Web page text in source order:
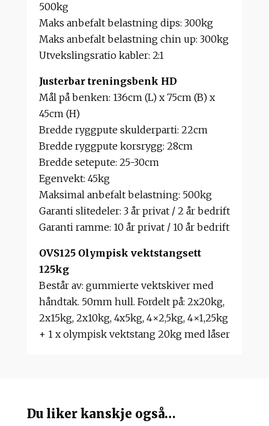
500kg
Maks anbefalt belastning dips: 300kg
Maks anbefalt belastning chin up: 300kg
Utvekslingsratio kabler: 2:1
Justerbar treningsbenk HD
Mål på benken: 136cm (L) x 75cm (B) x
45cm (H)
Bredde ryggpute skulderparti: 22cm
Bredde ryggpute korsrygg: 28cm
Bredde setepute: 25-30cm
Egenvekt: 45kg
Maksimal anbefalt belastning: 500kg
Garanti slitedeler: 3 år privat / 2 år bedrift
Garanti ramme: 10 år privat / 10 år bedrift
OVS125 Olympisk vektstangsett
125kg
Består av: gummierte vektskiver med
håndtak. 50mm hull. Fordelt på: 2x20kg,
2x15kg, 2x10kg, 4x5kg, 4×2,5kg, 4×1,25kg
+ 1 x olympisk vektstang 20kg med låser
Du liker kanskje også…